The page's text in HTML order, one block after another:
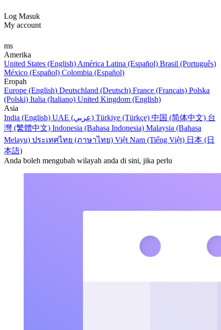
Log Masuk
My account
ms
Amerika
United States (English) América Latina (Español) Brasil (Português)
México (Español) Colombia (Español)
Eropah
Europe (English) Deutschland (Deutsch) France (Français) Polska
(Polski) Italia (Italiano) United Kingdom (English)
Asia
India (English)
UAE (عربي) Türkiye (Türkçe) 中国 (简体中文) 台
灣 (繁體中文) Indonesia (Bahasa Indonesia) Malaysia (Bahasa
Melayu) ประเทศไทย (ภาษาไทย) Việt Nam (Tiếng Việt) 日本 (日
本語)
Anda boleh mengubah wilayah anda di sini, jika perlu